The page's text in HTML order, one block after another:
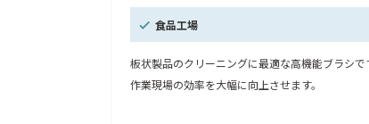
食品工場
板状製品のクリーニングに最適な高機能ブラシで
作業現場の効率を大幅に向上させます。